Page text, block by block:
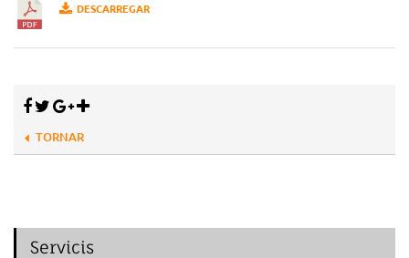
DESCARREGAR
TORNAR
Servicis